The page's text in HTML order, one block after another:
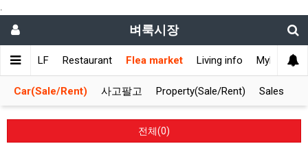
.
벼룩시장
GOLF Restaurant Flea market Living info
Car(Sale/Rent) 사고팔고 Property(Sale/Rent) Sales
전체(0)